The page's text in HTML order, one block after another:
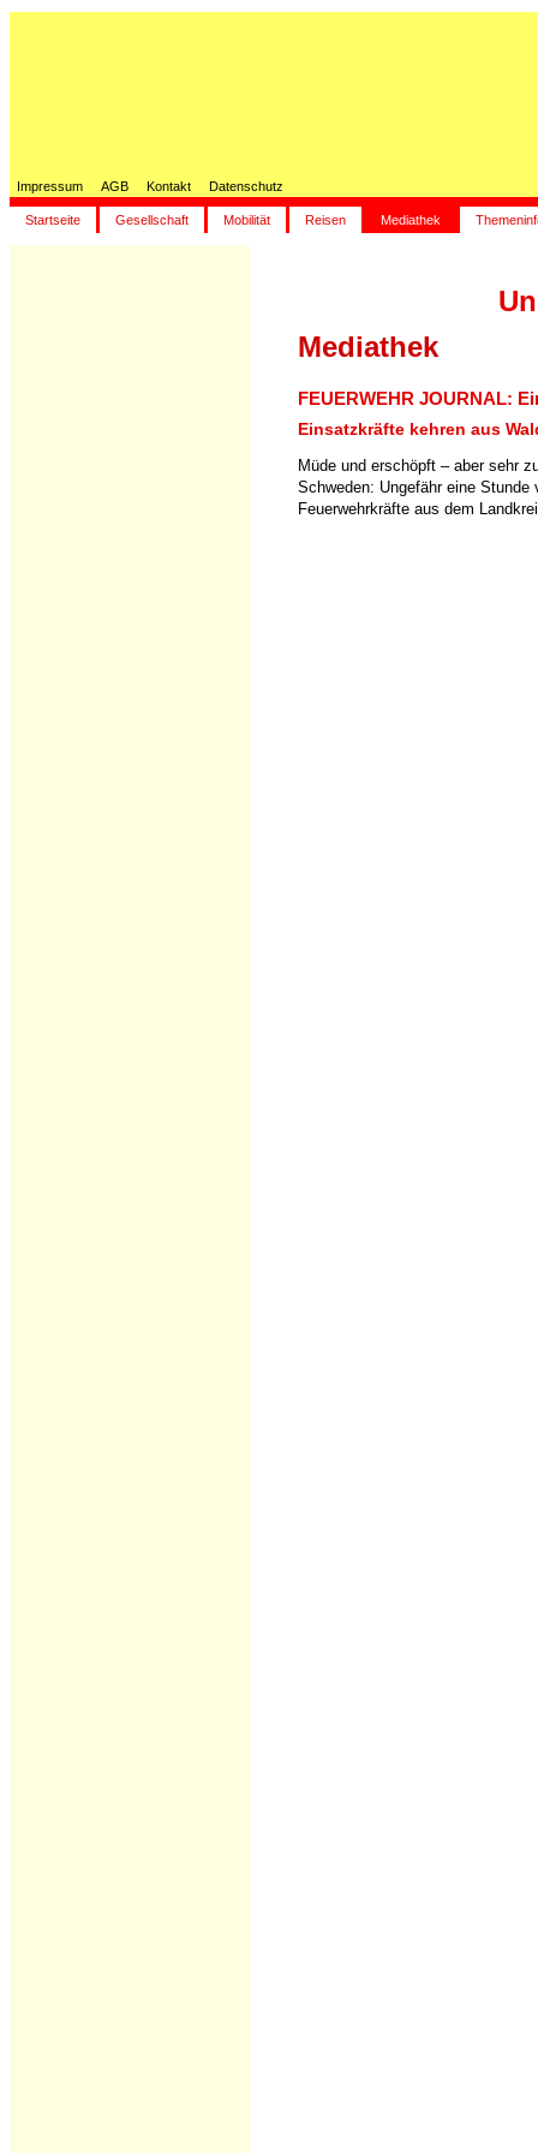
Impressum AGB Kontakt Datenschutz
Startseite Gesellschaft Mobilität Reisen Mediathek
Mediathek
FEUERWEHR JOURNAL:
Einsatzkräfte kehren aus
Müde und erschöpft – aber sehr
Schweden: Ungefähr eine
Feuerwehrkräfte aus dem